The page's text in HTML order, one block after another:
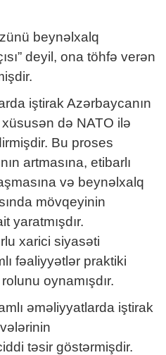
beynəlxalq
deyil, ona töhfə verən
iştirak Azərbaycanın
də NATO ilə
Bu proses
artmasına, etibarlı
və beynəlxalq
mövqeyinin
yaratmışdır.
xarici siyasəti
fəaliyyətlər praktiki
oynamışdır.
əməliyyatlarda iştirak
təsir göstərmişdir.